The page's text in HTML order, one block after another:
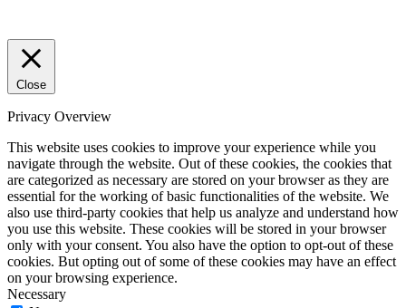
Close
Privacy Overview
This website uses cookies to improve your experience while you
navigate through the website. Out of these cookies, the cookies that
are categorized as necessary are stored on your browser as they are
essential for the working of basic functionalities of the website. We
also use third-party cookies that help us analyze and understand how
you use this website. These cookies will be stored in your browser
only with your consent. You also have the option to opt-out of these
cookies. But opting out of some of these cookies may have an effect
on your browsing experience.
Necessary